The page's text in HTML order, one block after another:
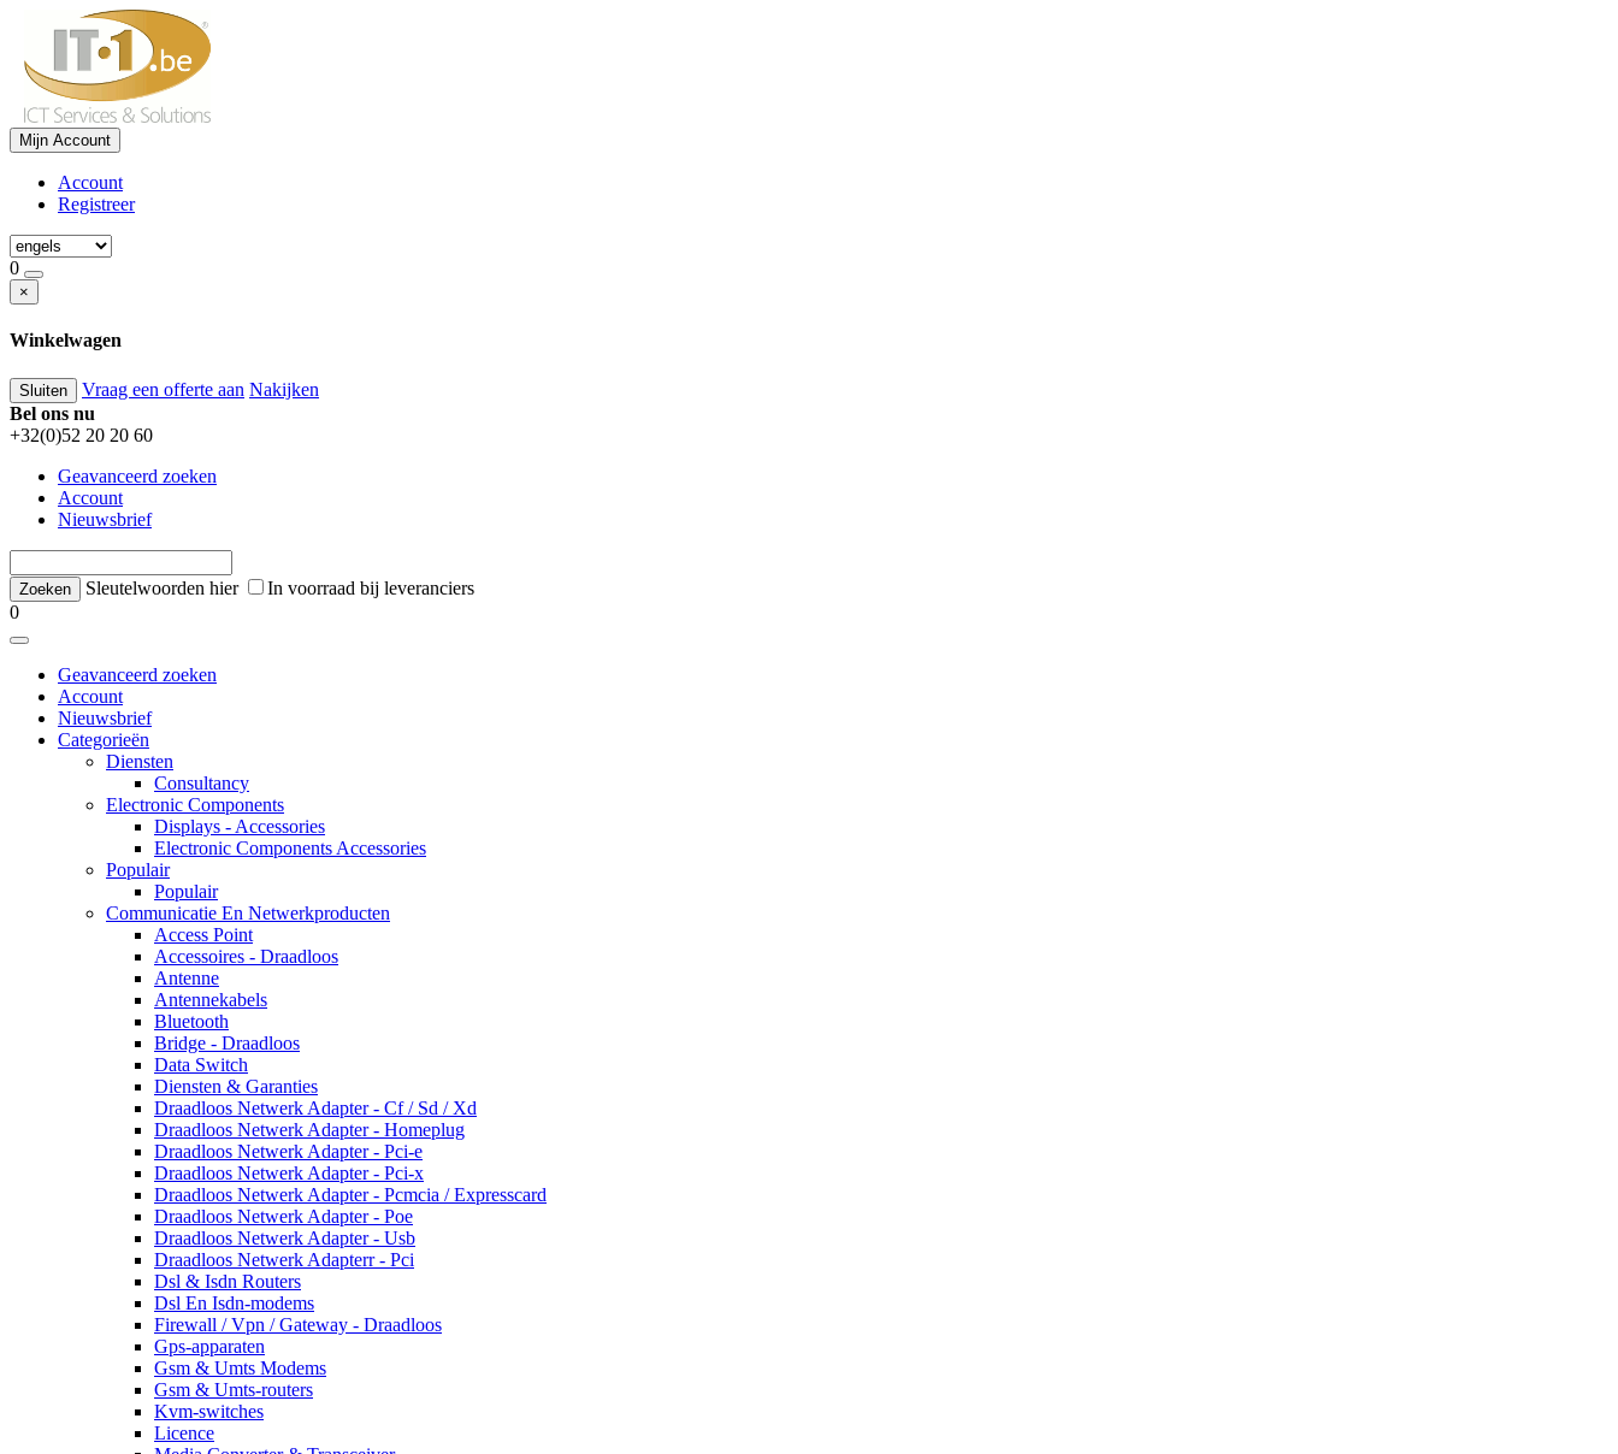
Mijn Account
Account
Registreer
0
×
Winkelwagen
Sluiten Vraag een offerte aan Nakijken
Bel ons nu
+32(0)52 20 20 60
Geavanceerd zoeken
Account
Nieuwsbrief
Sleutelwoorden hier
In voorraad bij leveranciers
0
Geavanceerd zoeken
Account
Nieuwsbrief
Categorieën
Diensten
Consultancy
Electronic Components
Displays - Accessories
Electronic Components Accessories
Populair
Populair
Communicatie En Netwerkproducten
Access Point
Accessoires - Draadloos
Antenne
Antennekabels
Bluetooth
Bridge - Draadloos
Data Switch
Diensten & Garanties
Draadloos Netwerk Adapter - Cf / Sd / Xd
Draadloos Netwerk Adapter - Homeplug
Draadloos Netwerk Adapter - Pci-e
Draadloos Netwerk Adapter - Pci-x
Draadloos Netwerk Adapter - Pcmcia / Expresscard
Draadloos Netwerk Adapter - Poe
Draadloos Netwerk Adapter - Usb
Draadloos Netwerk Adapterr - Pci
Dsl & Isdn Routers
Dsl En Isdn-modems
Firewall / Vpn / Gateway - Draadloos
Gps-apparaten
Gsm & Umts Modems
Gsm & Umts-routers
Kvm-switches
Licence